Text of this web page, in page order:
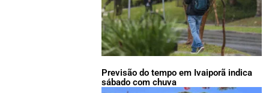
Previsão do tempo em Ivaiporã indica
sábado com chuva